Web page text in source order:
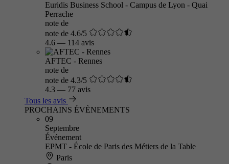
Euridis Business School - Campus de Lyon - Quai
Perrache
note de
note de 4.6/5
4.6 — 114 avis
AFTEC - Rennes
note de
note de 4.3/5
4.3 — 77 avis
Tous les avis
PROCHAINS ÉVÈNEMENTS
09
Septembre
Événement
EPMT - École de Paris des Métiers de la Table
Paris